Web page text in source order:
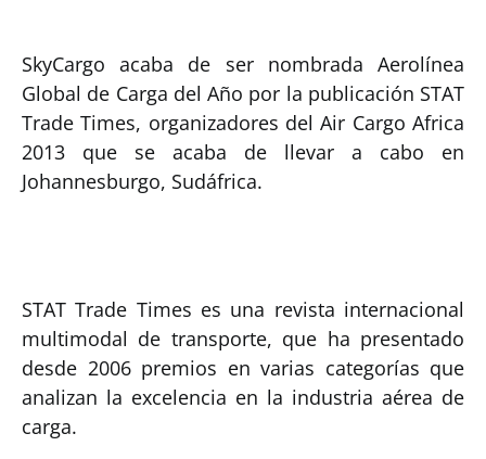
SkyCargo acaba de ser nombrada Aerolínea
Global de Carga del Año por la publicación STAT
Trade Times, organizadores del Air Cargo Africa
2013 que se acaba de llevar a cabo en
Johannesburgo, Sudáfrica.
STAT Trade Times es una revista internacional
multimodal de transporte, que ha presentado
desde 2006 premios en varias categorías que
analizan la excelencia en la industria aérea de
carga.